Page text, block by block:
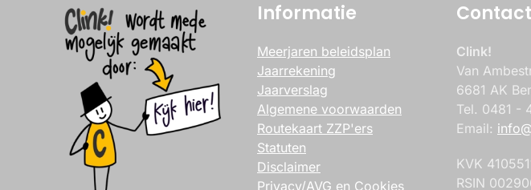
Informatie
Meerjaren beleidsplan
Jaarrekening
Jaarverslag
Algemene voorwaarden
Routekaart ZZP'ers
Statuten
Disclaimer
Privacy/AVG en Cookies
Contact
Clink!
Van
6681 AK
Tel. 0481 -
Email:
KVK
RSIN